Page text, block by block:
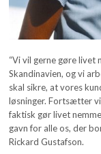
“Vi vil gerne gøre livet
Skandinavien, og vi
skal sikre, at vores
løsninger. Fortsætter
faktisk gør livet
gavn for alle os, der
Rickard Gustafson.